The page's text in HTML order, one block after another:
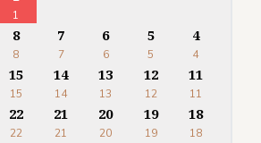
1
4
4
5
5
6
6
7
7
8
8
11
11
12
12
13
13
14
14
15
15
18
18
19
19
20
20
21
21
22
22